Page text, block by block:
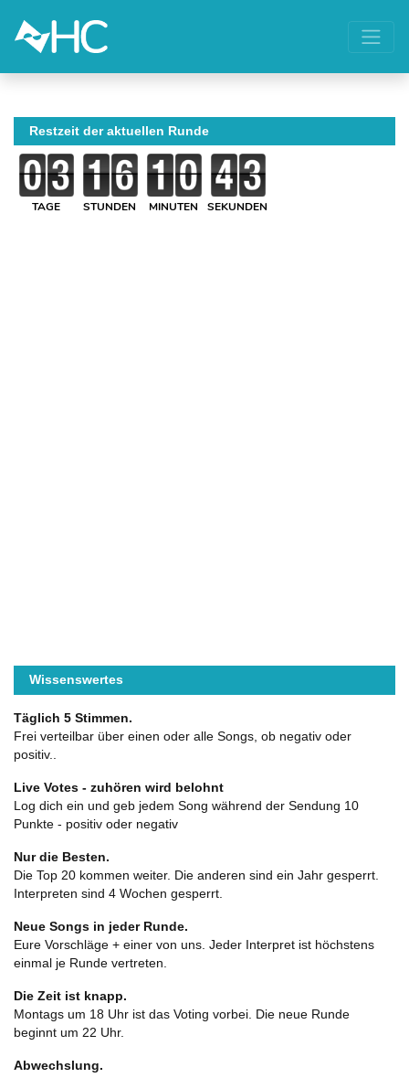
Restzeit der aktuellen Runde
TAGE STUNDEN MINUTEN SEKUNDEN
Wissenswertes
Täglich 5 Stimmen.
Frei verteilbar über einen oder alle Songs, ob negativ oder
positiv..
Live Votes - zuhören wird belohnt
Log dich ein und geb jedem Song während der Sendung 10
Punkte - positiv oder negativ
Nur die Besten.
Die Top 20 kommen weiter. Die anderen sind ein Jahr gesperrt.
Interpreten sind 4 Wochen gesperrt.
Neue Songs in jeder Runde.
Eure Vorschläge + einer von uns. Jeder Interpret ist höchstens
einmal je Runde vertreten.
Die Zeit ist knapp.
Montags um 18 Uhr ist das Voting vorbei. Die neue Runde
beginnt um 22 Uhr.
Abwechslung.